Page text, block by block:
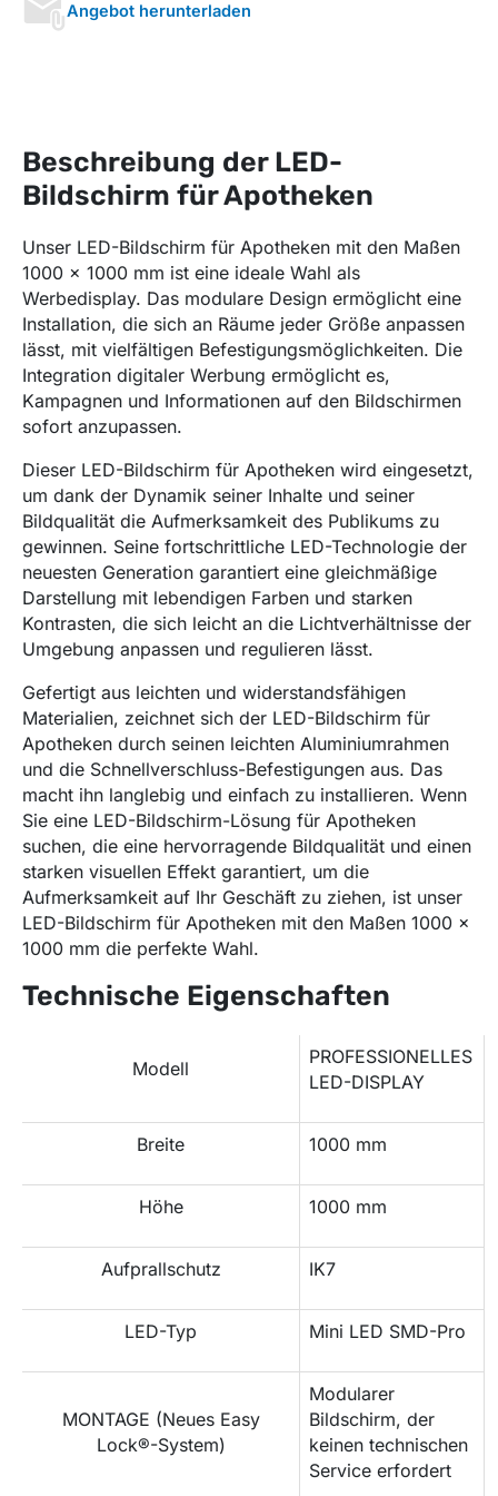
Angebot herunterladen
Beschreibung der LED-
Bildschirm für Apotheken
Unser LED-Bildschirm für Apotheken mit den Maßen
1000 x 1000 mm ist eine ideale Wahl als
Werbedisplay. Das modulare Design ermöglicht eine
Installation, die sich an Räume jeder Größe anpassen
lässt, mit vielfältigen Befestigungsmöglichkeiten. Die
Integration digitaler Werbung ermöglicht es,
Kampagnen und Informationen auf den Bildschirmen
sofort anzupassen.
Dieser LED-Bildschirm für Apotheken wird eingesetzt,
um dank der Dynamik seiner Inhalte und seiner
Bildqualität die Aufmerksamkeit des Publikums zu
gewinnen. Seine fortschrittliche LED-Technologie der
neuesten Generation garantiert eine gleichmäßige
Darstellung mit lebendigen Farben und starken
Kontrasten, die sich leicht an die Lichtverhältnisse der
Umgebung anpassen und regulieren lässt.
Gefertigt aus leichten und widerstandsfähigen
Materialien, zeichnet sich der LED-Bildschirm für
Apotheken durch seinen leichten Aluminiumrahmen
und die Schnellverschluss-Befestigungen aus. Das
macht ihn langlebig und einfach zu installieren. Wenn
Sie eine LED-Bildschirm-Lösung für Apotheken
suchen, die eine hervorragende Bildqualität und einen
starken visuellen Effekt garantiert, um die
Aufmerksamkeit auf Ihr Geschäft zu ziehen, ist unser
LED-Bildschirm für Apotheken mit den Maßen 1000 x
1000 mm die perfekte Wahl.
Technische Eigenschaften
Modell
PROFESSIONELLES
LED-DISPLAY
Breite 1000 mm
Höhe 1000 mm
Aufprallschutz IK7
LED-Typ Mini LED SMD-Pro
MONTAGE (Neues Easy
Lock®-System)
Modularer
Bildschirm, der
keinen technischen
Service erfordert